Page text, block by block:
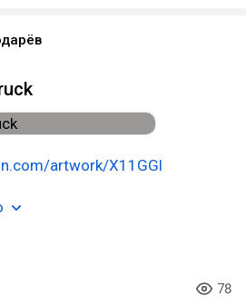
artwork/X11GGl
78